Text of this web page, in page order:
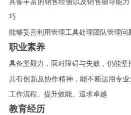
巧
能够妥善利用管理工具处理团队管理问
职业素养
具备坚毅力，面对障碍与失败，仍能坚
具有创新及协作精神，能不断运用专
工作流程、提升效能、追求卓越
教育经历